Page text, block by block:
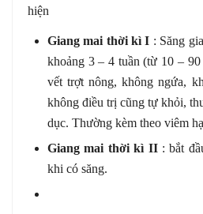
hiện
Giang mai thời kì I : Săng
khoảng 3 – 4 tuần (từ 10 –
vết trợt nông, không ngứa,
không điều trị cũng tự khỏi,
dục. Thường kèm theo viêm
Giang mai thời kì II: bắt
khi có săng.